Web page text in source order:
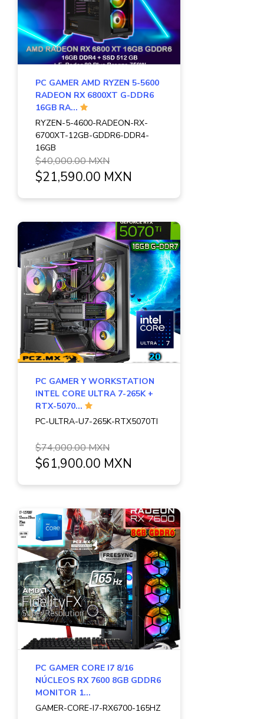
PC GAMER AMD RYZEN 5-5600
RADEON RX 6800XT G-DDR6
16GB RA...
RYZEN-5-4600-RADEON-RX-
6700XT-12GB-GDDR6-DDR4-
16GB
$40,000.00 MXN
$21,590.00 MXN
PC GAMER Y WORKSTATION
INTEL CORE ULTRA 7-265K +
RTX-5070...
PC-ULTRA-U7-265K-RTX5070TI
$74,000.00 MXN
$61,900.00 MXN
PC GAMER CORE I7 8/16
NÚCLEOS RX 7600 8GB GDDR6
MONITOR 1...
GAMER-CORE-I7-RX6700-165HZ